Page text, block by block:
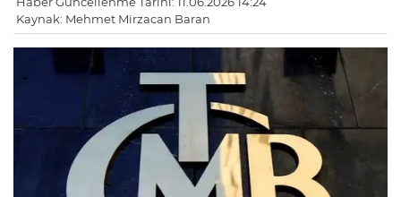
Kaynak: Mehmet Mirzacan Baran